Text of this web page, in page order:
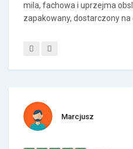
mila, fachowa i uprzejma
zapakowany, dostarczony na
Marcjusz